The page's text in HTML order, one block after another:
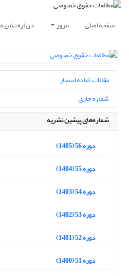
صفحه اصلی مرور درباره نشریه
مقالات آماده انتشار
شماره جاری
شماره‌های پیشین نشریه
دوره 56 (1405)
دوره 55 (1404)
دوره 54 (1403)
دوره 53 (1402)
دوره 52 (1401)
دوره 51 (1400)